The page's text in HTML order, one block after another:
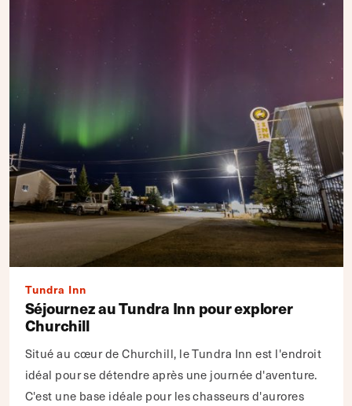
Tundra Inn
Séjournez au Tundra Inn pour explorer
Churchill
Situé au cœur de Churchill, le Tundra Inn est l'endroit
idéal pour se détendre après une journée d'aventure.
C'est une base idéale pour les chasseurs d'aurores